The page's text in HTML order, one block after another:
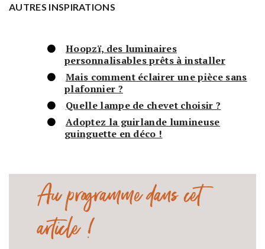
AUTRES INSPIRATIONS
Hoopzï, des luminaires
personnalisables prêts à installer
Mais comment éclairer une pièce sans
plafonnier ?
Quelle lampe de chevet choisir ?
Adoptez la guirlande lumineuse
guinguette en déco !
Au programme dans cet
article !